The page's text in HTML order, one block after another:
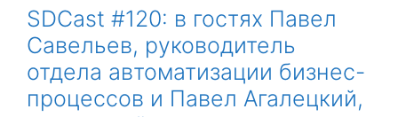
SDCast #120: в гостях Павел
Савельев, руководитель
отдела автоматизации бизнес-
процессов и Павел Агалецкий,